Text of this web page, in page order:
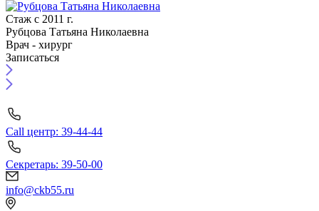
Стаж с 2011 г.
Рубцова Татьяна Николаевна
Врач - хирург
Записаться
Call центр: 39-44-44
Секретарь: 39-50-00
info@ckb55.ru